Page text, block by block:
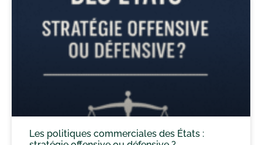
Les politiques commerciales des États :